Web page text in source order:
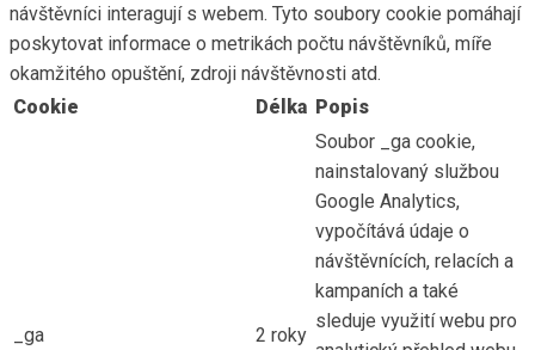
návštěvníci interagují s webem. Tyto soubory cookie pomáhají
poskytovat informace o metrikách počtu návštěvníků, míře
okamžitého opuštění, zdroji návštěvnosti atd.
Cookie
Délka Popis
_ga 2 roky
Soubor _ga cookie,
nainstalovaný službou
Google Analytics,
vypočítává údaje o
návštěvnících, relacích a
kampaních a také
sleduje využití webu pro